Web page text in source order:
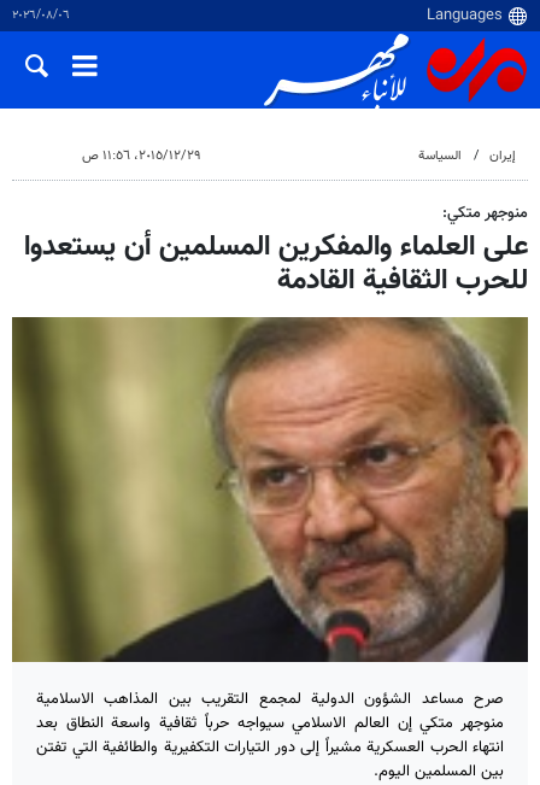
٠٦‏/٠٨‏/٢٠٢٦
إيران السياسة ٢٩‏/١٢‏/٢٠١٥، ١١:٥٦ ص
منوجهر متكي:
على العلماء والمفكرين المسلمين أن يستعدوا
للحرب الثقافية القادمة
صرح مساعد الشؤون الدولية لمجمع التقريب بين المذاهب الاسلامية
منوجهر متكي إن العالم الاسلامي سيواجه حرباً ثقافية واسعة النطاق بعد
انتهاء الحرب العسكرية مشيراً إلى دور التيارات التكفيرية والطائفية التي تفتن
بين المسلمين اليوم.